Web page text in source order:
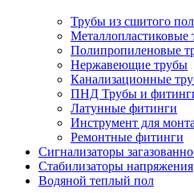
Трубы из сшитого
Металлопластиковые
Полипропиленовые
Нержавеющие трубы
Канализационные
ПНД Трубы и
Латунные фитинги
Инструмент для
Ремонтные фитинги
Сигнализаторы
Стабилизаторы напряжения
Водяной теплый пол